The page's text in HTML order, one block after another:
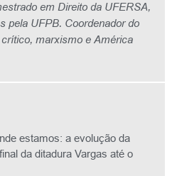
em Direito da UFERSA,
pela UFPB. Coordenador do
marxismo e América
estamos: a evolução da
da ditadura Vargas até o